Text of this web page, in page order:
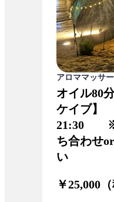
アロママッサ
オイル80
ケイブ】
21:30
ち合わせ
い
￥25,000（